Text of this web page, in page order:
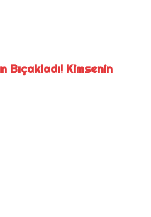
Bıçakladı! Kimsenin